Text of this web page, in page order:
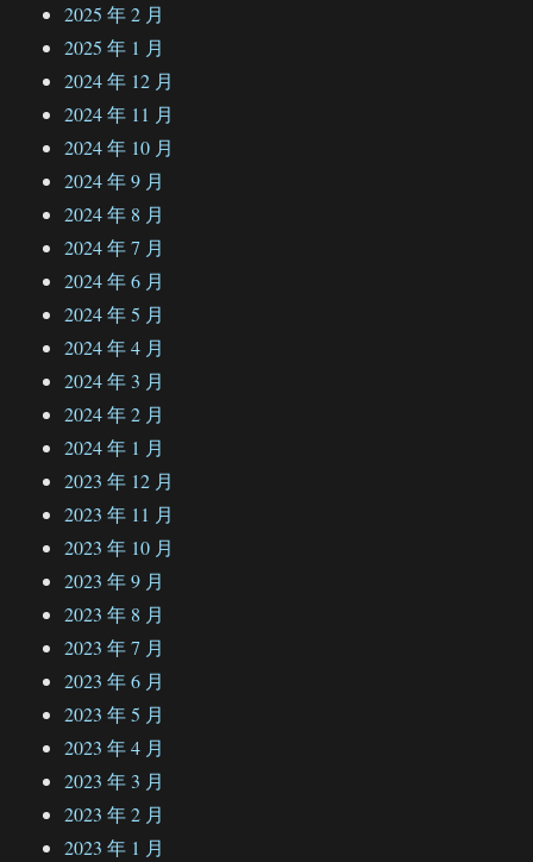
2025 年 2 月
2025 年 1 月
2024 年 12 月
2024 年 11 月
2024 年 10 月
2024 年 9 月
2024 年 8 月
2024 年 7 月
2024 年 6 月
2024 年 5 月
2024 年 4 月
2024 年 3 月
2024 年 2 月
2024 年 1 月
2023 年 12 月
2023 年 11 月
2023 年 10 月
2023 年 9 月
2023 年 8 月
2023 年 7 月
2023 年 6 月
2023 年 5 月
2023 年 4 月
2023 年 3 月
2023 年 2 月
2023 年 1 月